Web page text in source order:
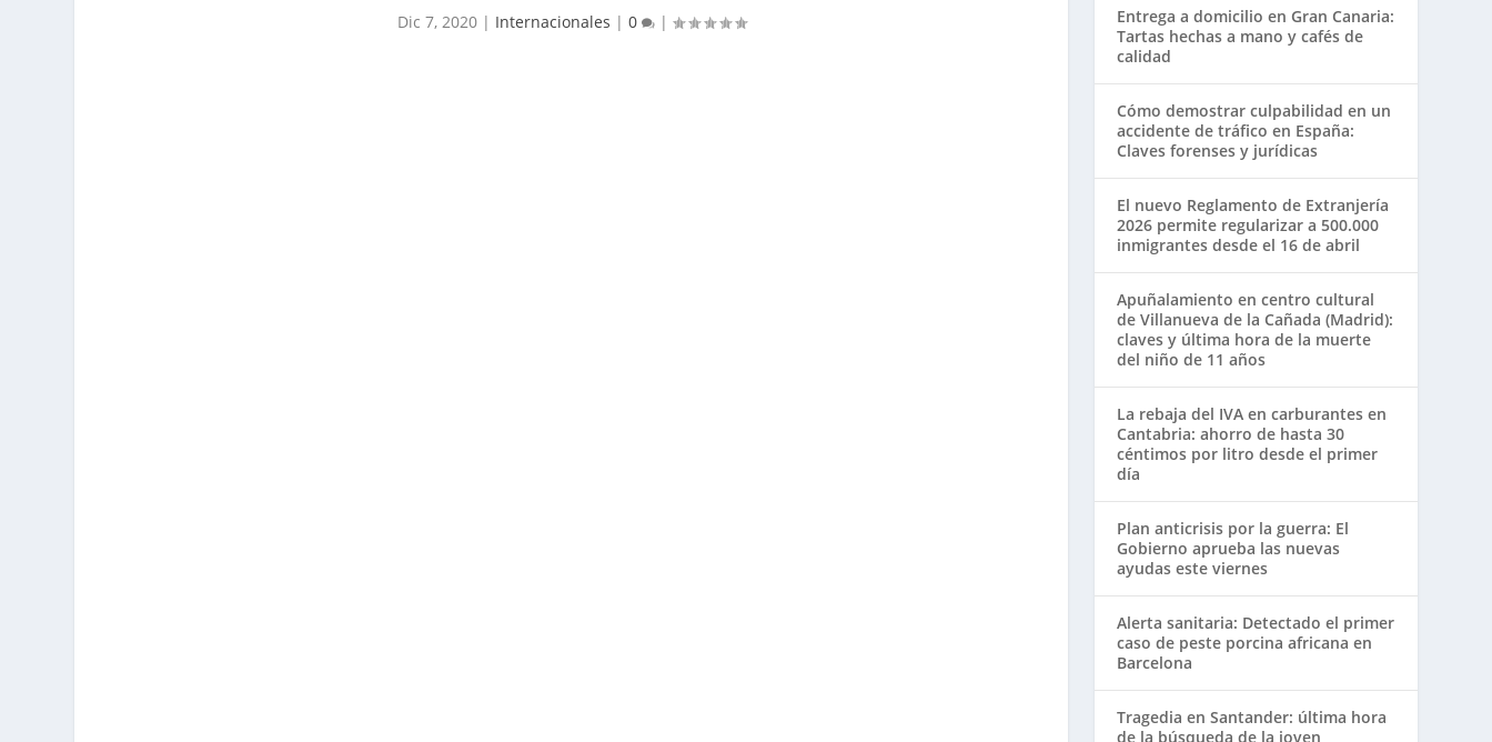
Dic 7, 2020| Internacionales | 0 |
Entrega a domicilio en Gran Canaria:
Tartas hechas a mano y cafés de
calidad
Cómo demostrar culpabilidad en un
accidente de tráfico en España:
Claves forenses y jurídicas
El nuevo Reglamento de Extranjería
2026 permite regularizar a 500.000
inmigrantes desde el 16 de abril
Apuñalamiento en centro cultural
de Villanueva de la Cañada (Madrid):
claves y última hora de la muerte
del niño de 11 años
La rebaja del IVA en carburantes en
Cantabria: ahorro de hasta 30
céntimos por litro desde el primer
día
Plan anticrisis por la guerra: El
Gobierno aprueba las nuevas
ayudas este viernes
Alerta sanitaria: Detectado el primer
caso de peste porcina africana en
Barcelona
Tragedia en Santander: última hora
de la búsqueda de la joven